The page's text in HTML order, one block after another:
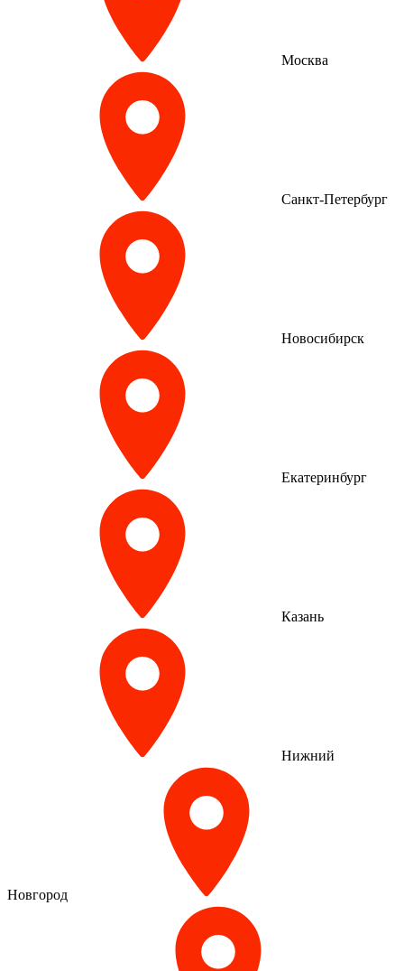
Москва
Санкт-Петербург
Новосибирск
Екатеринбург
Казань
Нижний
Новгород